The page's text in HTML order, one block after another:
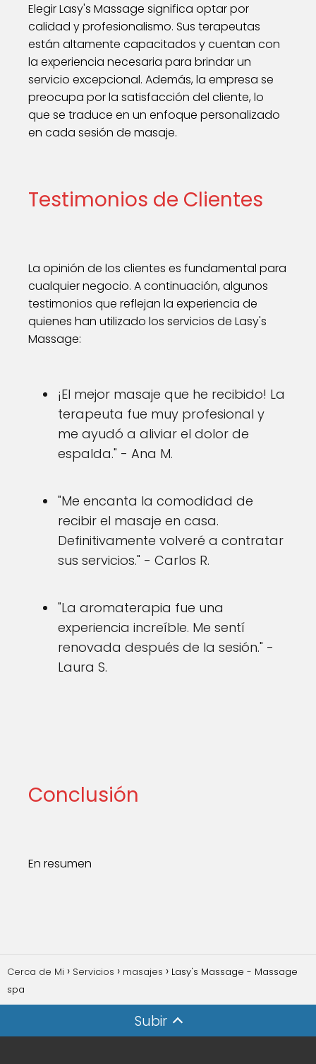
Elegir Lasy's Massage significa optar por
calidad y profesionalismo. Sus terapeutas
están altamente capacitados y cuentan con
la experiencia necesaria para brindar un
servicio excepcional. Además, la empresa se
preocupa por la satisfacción del cliente, lo
que se traduce en un enfoque personalizado
en cada sesión de masaje.
Testimonios de Clientes
La opinión de los clientes es fundamental para
cualquier negocio. A continuación, algunos
testimonios que reflejan la experiencia de
quienes han utilizado los servicios de Lasy's
Massage:
¡El mejor masaje que he recibido! La
terapeuta fue muy profesional y
me ayudó a aliviar el dolor de
espalda." - Ana M.
"Me encanta la comodidad de
recibir el masaje en casa.
Definitivamente volveré a contratar
sus servicios." - Carlos R.
"La aromaterapia fue una
experiencia increíble. Me sentí
renovada después de la sesión." -
Laura S.
Conclusión
En resumen
Cerca de Mi Servicios masajes
Lasy's Massage - Massage
spa
Subir